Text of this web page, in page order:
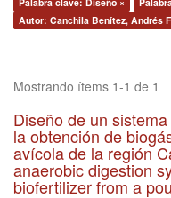
Autor: Canchila Benítez, Andrés
Mostrando ítems 1-1 de 1
Diseño de un
la obtención de
avícola de la región
anaerobic digestion
biofertilizer from a